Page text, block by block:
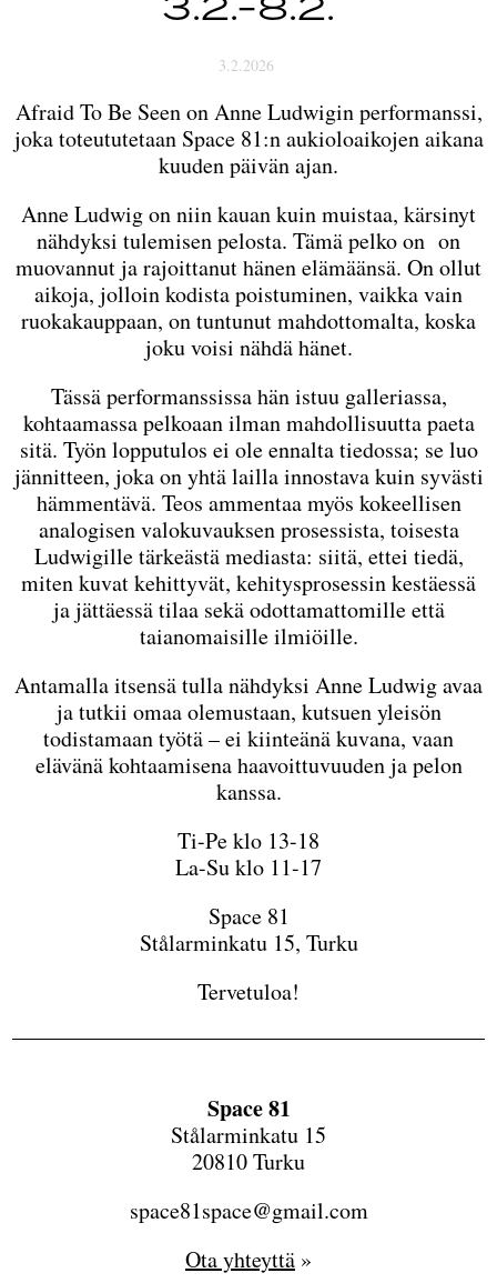
3.2.2026
Afraid To Be Seen on Anne Ludwigin performanssi,
joka toteututetaan Space 81:n aukioloaikojen aikana
kuuden päivän ajan.
Anne Ludwig on niin kauan kuin muistaa, kärsinyt
nähdyksi tulemisen pelosta. Tämä pelko on on
muovannut ja rajoittanut hänen elämäänsä. On ollut
aikoja, jolloin kodista poistuminen, vaikka vain
ruokakauppaan, on tuntunut mahdottomalta, koska
joku voisi nähdä hänet.
Tässä performanssissa hän istuu galleriassa,
kohtaamassa pelkoaan ilman mahdollisuutta paeta
sitä. Työn lopputulos ei ole ennalta tiedossa; se luo
jännitteen, joka on yhtä lailla innostava kuin syvästi
hämmentävä. Teos ammentaa myös kokeellisen
analogisen valokuvauksen prosessista, toisesta
Ludwigille tärkeästä mediasta: siitä, ettei tiedä,
miten kuvat kehittyvät, kehitysprosessin kestäessä
ja jättäessä tilaa sekä odottamattomille että
taianomaisille ilmiöille.
Antamalla itsensä tulla nähdyksi Anne Ludwig avaa
ja tutkii omaa olemustaan, kutsuen yleisön
todistamaan työtä – ei kiinteänä kuvana, vaan
elävänä kohtaamisena haavoittuvuuden ja pelon
kanssa.
Ti-Pe klo 13-18
La-Su klo 11-17
Space 81
Stålarminkatu 15, Turku
Tervetuloa!
Space 81
Stålarminkatu 15
20810 Turku
space81space@gmail.com
Ota yhteyttä »